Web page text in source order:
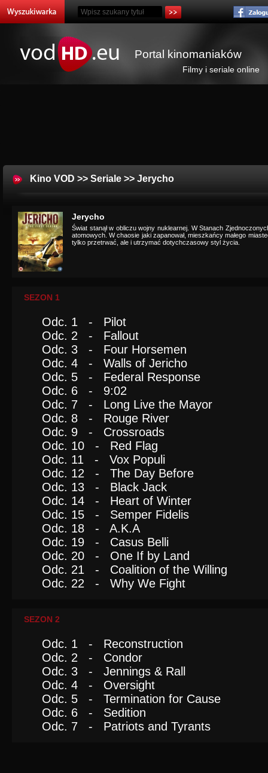
Portal kinomaniaków
Filmy i seriale online
Kino VOD >> Seriale >> Jerycho
Jerycho
Świat stanął w obliczu wojny nuklearnej. W Stanach
atomowych. W chaosie jaki zapanował, mieszkańcy małego
tylko przetrwać, ale i utrzymać dotychczasowy styl życia.
SEZON 1
Odc. 1 - Pilot
Odc. 2 - Fallout
Odc. 3 - Four Horsemen
Odc. 4 - Walls of Jericho
Odc. 5 - Federal Response
Odc. 6 - 9:02
Odc. 7 - Long Live the Mayor
Odc. 8 - Rouge River
Odc. 9 - Crossroads
Odc. 10 - Red Flag
Odc. 11 - Vox Populi
Odc. 12 - The Day Before
Odc. 13 - Black Jack
Odc. 14 - Heart of Winter
Odc. 15 - Semper Fidelis
Odc. 18 - A.K.A
Odc. 19 - Casus Belli
Odc. 20 - One If by Land
Odc. 21 - Coalition of the Willing
Odc. 22 - Why We Fight
SEZON 2
Odc. 1 - Reconstruction
Odc. 2 - Condor
Odc. 3 - Jennings & Rall
Odc. 4 - Oversight
Odc. 5 - Termination for Cause
Odc. 6 - Sedition
Odc. 7 - Patriots and Tyrants